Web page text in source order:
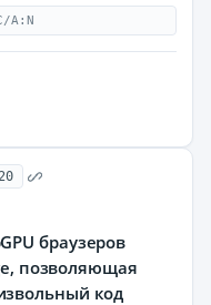
A:N
браузеров
позволяющая
код